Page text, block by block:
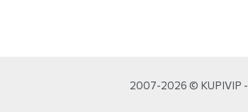
2007-2026 © KUPIVIP -